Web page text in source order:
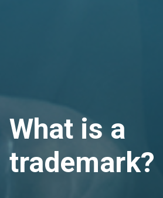
What is a
trademark?